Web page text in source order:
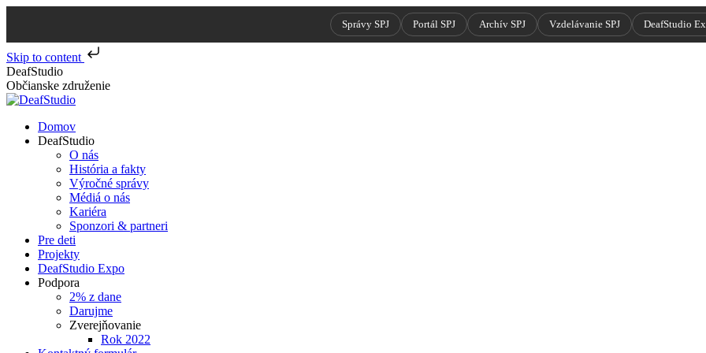
Správy SPJ Portál SPJ Archív SPJ Vzdelávanie SPJ DeafStudio
Skip to content
Skip
to
content
DeafStudio
Občianske združenie
Domov
DeafStudio
O nás
História a fakty
Výročné správy
Médiá o nás
Kariéra
Sponzori & partneri
Pre deti
Projekty
DeafStudio Expo
Podpora
2% z dane
Darujme
Zverejňovanie
Rok 2022